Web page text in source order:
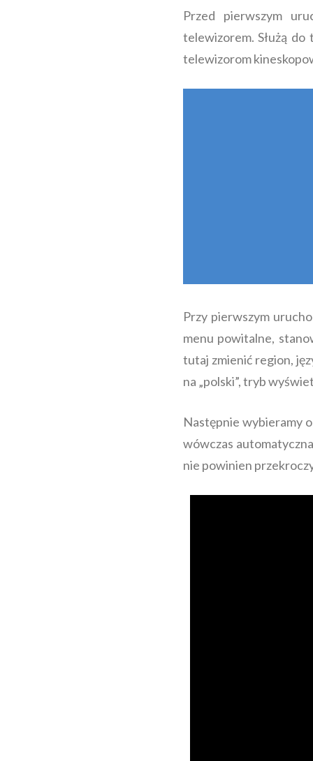
Przed pierwszym
telewizorem. Służą
telewizorom
Przy pierwszym
menu powitalne,
tutaj zmienić region,
na „polski”, tryb
Następnie wybieramy
wówczas
nie powinien